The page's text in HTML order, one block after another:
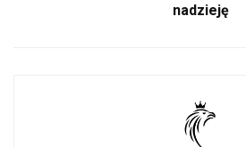
nadzieję